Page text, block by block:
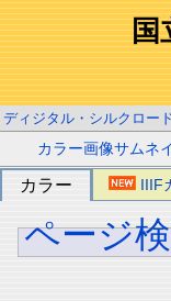
国
ディジタル・シルクロー
カラー画像サムネ
カラー IIIF
ページ